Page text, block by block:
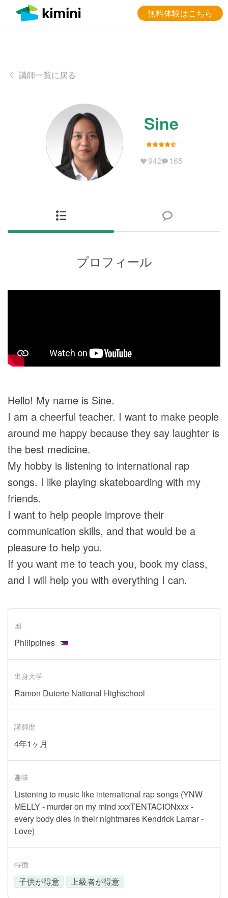
無料体験はこちら
講師一覧に戻る
Sine
942 165
プロフィール
Hello! My name is Sine.
I am a cheerful teacher. I want to make people
around me happy because they say laughter is
the best medicine.
My hobby is listening to international rap
songs. I like playing skateboarding with my
friends.
I want to help people improve their
communication skills, and that would be a
pleasure to help you.
If you want me to teach you, book my class,
and I will help you with everything I can.
国
Philippines
出身大学
Ramon Duterte National Highschool
講師歴
4年1ヶ月
趣味
Listening to music like international rap songs (YNW
MELLY - murder on my mind xxxTENTACIONxxx -
every body dies in their nightmares Kendrick Lamar -
Love)
特徴
子供が得意 上級者が得意